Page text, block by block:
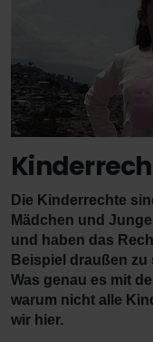
Die Kinderrechte
Mädchen und
und haben das
Beispiel draußen
Was genau es mit
warum nicht alle
wir hier.